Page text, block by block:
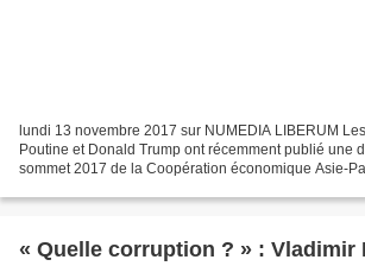
lundi 13 novembre 2017 sur NUMEDIA LIBERUM
Poutine et Donald Trump ont récemment publié une
sommet 2017 de la Coopération économique Asie-
« Quelle corruption ? » : Vladimir